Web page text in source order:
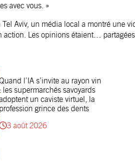
avec vous. »
Tel Aviv, un média local a montré une
action. Les opinions étaient…
l’IA s’invite au rayon vin
: les supermarchés savoyards
un caviste virtuel, la
profession grince des dents
3 août 2026